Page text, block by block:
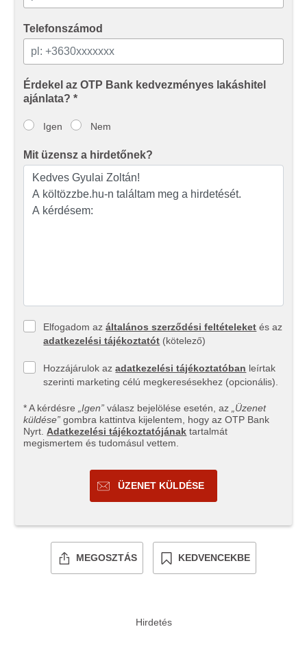
Telefonszámod
Érdekel az OTP Bank kedvezményes lakáshitel
ajánlata? *
Igen Nem
Mit üzensz a hirdetőnek?
Elfogadom azáltalános szerződési feltételeket és az
adatkezelési tájékoztatót (kötelező)
Hozzájárulok azadatkezelési tájékoztatóban leírtak
szerinti marketing célú megkeresésekhez (opcionális).
* A kérdésre „Igen” válasz bejelölése esetén, az
„Üzenet
küldése” gombra kattintva kijelentem, hogy az OTP Bank
Nyrt. Adatkezelési tájékoztatójának tartalmát
megismertem és tudomásul vettem.
ÜZENET KÜLDÉSE
MEGOSZTÁS KEDVENCEKBE